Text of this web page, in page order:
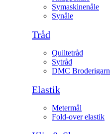
Symaskinenåle
Synåle
Tråd
Quiltetråd
Sytråd
DMC Broderigarn
Elastik
Metermål
Fold-over elastik